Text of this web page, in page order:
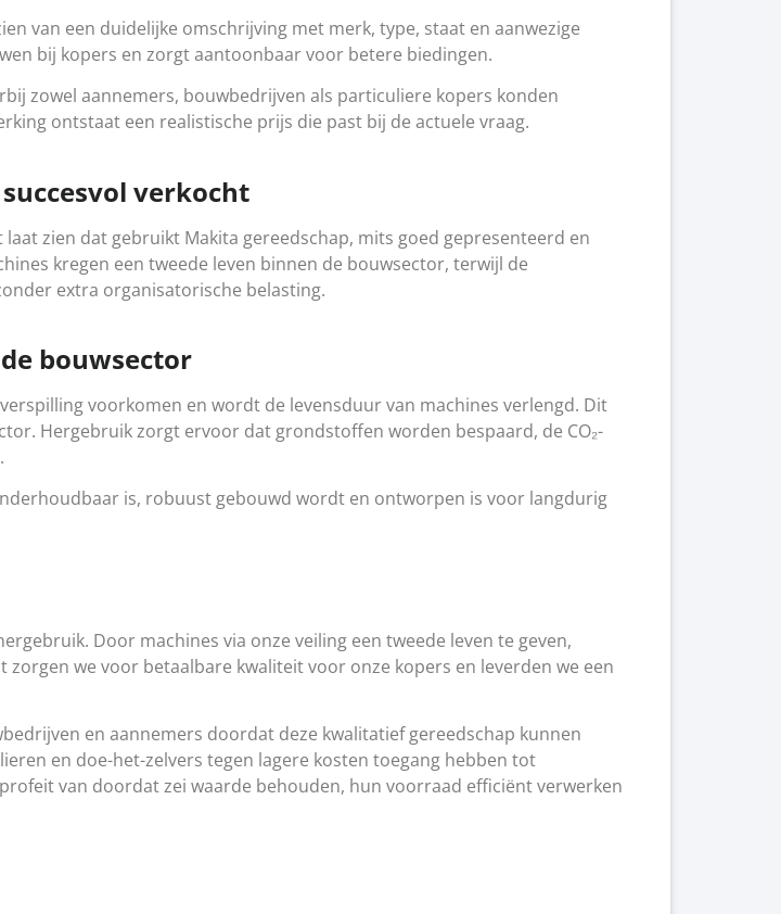
van een duidelijke omschrijving met merk, type, staat en aanwezige
bij kopers en zorgt aantoonbaar voor betere biedingen.
zowel aannemers, bouwbedrijven als particuliere kopers konden
ontstaat een realistische prijs die past bij de actuele vraag.
verkocht
zien dat gebruikt Makita gereedschap, mits goed gepresenteerd en
kregen een tweede leven binnen de bouwsector, terwijl de
extra organisatorische belasting.
bouwsector
voorkomen en wordt de levensduur van machines verlengd. Dit
Hergebruik zorgt ervoor dat grondstoffen worden bespaard, de CO₂-
is, robuust gebouwd wordt en ontworpen is voor langdurig
Door machines via onze veiling een tweede leven te geven,
we voor betaalbare kwaliteit voor onze kopers en leverden we een
en aannemers doordat deze kwalitatief gereedschap kunnen
en doe-het-zelvers tegen lagere kosten toegang hebben tot
van doordat zei waarde behouden, hun voorraad efficiënt verwerken